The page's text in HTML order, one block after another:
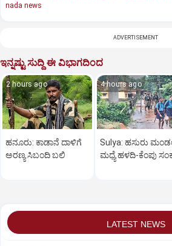
nada news
ADVERTISEMENT
ಇನ್ನಷ್ಟು ಸುದ್ದಿ ಈ ವಿಭಾಗದಿಂದ
2 hours ago
ಹನೂರು: ಕಾಡಾನೆ ದಾಳಿಗೆ
ಅರಣ್ಯ ಸಿಬಂದಿ ಬಲಿ
4 hours ago
Sulya: ಹಸುರು
ಮಧ್ಯೆ ಹಳದಿ-ಕೆಂಪು
LATEST NEWS